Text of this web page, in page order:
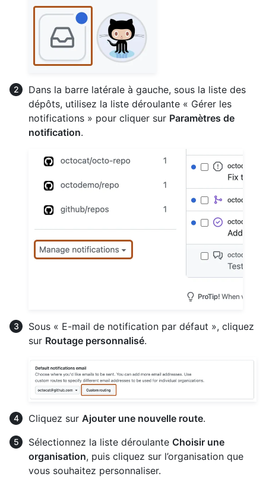
Dans la barre latérale à gauche, sous la liste des
dépôts, utilisez la liste déroulante « Gérer les
notifications » pour cliquer sur Paramètres de
notification.
Sous « E-mail de notification par défaut », cliquez
sur Routage personnalisé.
Cliquez sur Ajouter une nouvelle route.
Sélectionnez la liste déroulante Choisir une
organisation, puis cliquez sur l’organisation que
vous souhaitez personnaliser.